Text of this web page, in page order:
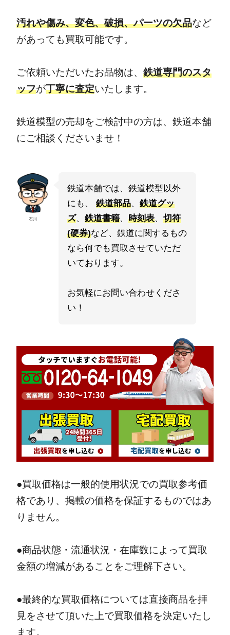
汚れや傷み、変色、破損、パーツの欠品など
があっても買取可能です。
ご依頼いただいたお品物は、 鉄道専門のスタ
ッフが丁寧に査定いたします。
鉄道模型の売却をご検討中の方は、鉄道本舗
にご相談くださいませ！
石川
鉄道本舗では、鉄道模型以外
にも、 鉄道部品、 鉄道グッ
ズ、 鉄道書籍、 時刻表、 切符
(硬券)など、鉄道に関するもの
なら何でも買取させていただ
いております。
お気軽にお問い合わせくださ
い！
●買取価格は一般的使用状況での買取参考価
格であり、掲載の価格を保証するものではあ
りません。
●商品状態・流通状況・在庫数によって買取
金額の増減があることをご理解下さい。
●最終的な買取価格については直接商品を拝
見をさせて頂いた上で買取価格を決定いたし
ます。